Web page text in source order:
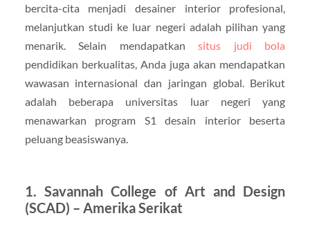
bercita-cita menjadi desainer interior profesional,
melanjutkan studi ke luar negeri adalah pilihan yang
menarik. Selain mendapatkansitus judi bola
pendidikan berkualitas, Anda juga akan mendapatkan
wawasan internasional dan jaringan global. Berikut
adalah beberapa universitas luar negeri yang
menawarkan program S1 desain interior beserta
peluang beasiswanya.
1.Savannah College of Art and Design
(SCAD) – Amerika Serikat